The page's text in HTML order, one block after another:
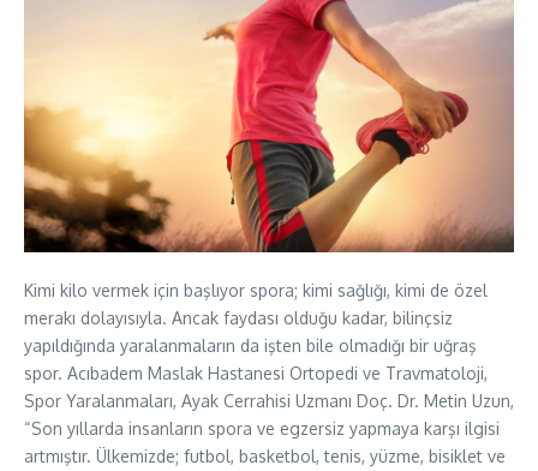
Kimi kilo vermek için başlıyor spora; kimi sağlığı, kimi de özel
merakı dolayısıyla. Ancak faydası olduğu kadar, bilinçsiz
yapıldığında yaralanmaların da işten bile olmadığı bir uğraş
spor. Acıbadem Maslak Hastanesi Ortopedi ve Travmatoloji,
Spor Yaralanmaları, Ayak Cerrahisi Uzmanı Doç. Dr. Metin Uzun,
“Son yıllarda insanların spora ve egzersiz yapmaya karşı ilgisi
artmıştır. Ülkemizde; futbol, basketbol, tenis, yüzme, bisiklet ve